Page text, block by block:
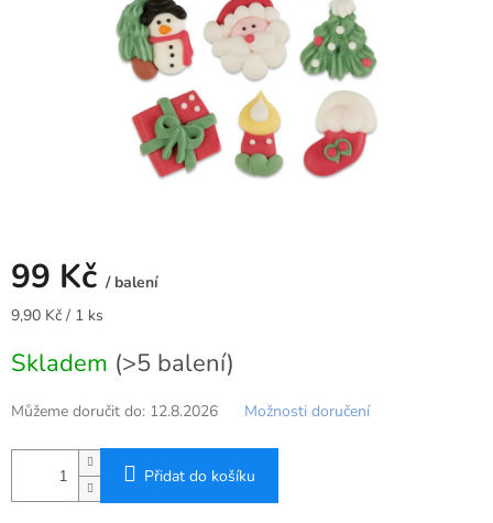
99 Kč / balení
Měrná
9,90 Kč / 1 ks
Skladem (>5 balení)
Můžeme doručit do: 12.8.2026 Možnosti doručení
Přidat do košíku